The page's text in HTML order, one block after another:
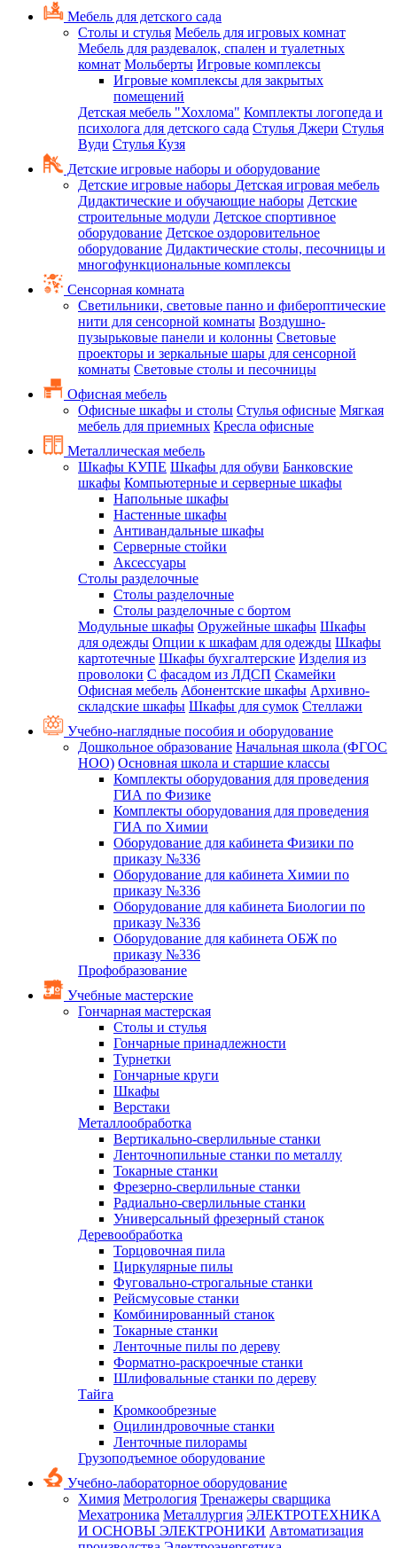
Мебель для детского сада
Столы и стулья Мебель для игровых комнат
Мебель для раздевалок, спален и туалетных
комнат Мольберты Игровые комплексы
Игровые комплексы для закрытых
помещений
Детская мебель "Хохлома" Комплекты логопеда и
психолога для детского сада Стулья Джери Стулья
Вуди Стулья Кузя
Детские игровые наборы и оборудование
Детские игровые наборы Детская игровая мебель
Дидактические и обучающие наборы Детские
строительные модули Детское спортивное
оборудование Детское оздоровительное
оборудование Дидактические столы, песочницы и
многофункциональные комплексы
Сенсорная комната
Светильники, световые панно и фибероптические
нити для сенсорной комнаты Воздушно-
пузырьковые панели и колонны Световые
проекторы и зеркальные шары для сенсорной
комнаты Световые столы и песочницы
Офисная мебель
Офисные шкафы и столы Стулья офисные Мягкая
мебель для приемных Кресла офисные
Металлическая мебель
Шкафы КУПЕ Шкафы для обуви Банковские
шкафы Компьютерные и серверные шкафы
Напольные шкафы
Настенные шкафы
Антивандальные шкафы
Серверные стойки
Аксессуары
Столы разделочные
Столы разделочные
Столы разделочные с бортом
Модульные шкафы Оружейные шкафы Шкафы
для одежды Опции к шкафам для одежды Шкафы
картотечные Шкафы бухгалтерские Изделия из
проволоки С фасадом из ЛДСП Скамейки
Офисная мебель Абонентские шкафы Архивно-
складские шкафы Шкафы для сумок Стеллажи
Учебно-наглядные пособия и оборудование
Дошкольное образование Начальная школа (ФГОС
НОО) Основная школа и старшие классы
Комплекты оборудования для проведения
ГИА по Физике
Комплекты оборудования для проведения
ГИА по Химии
Оборудование для кабинета Физики по
приказу №336
Оборудование для кабинета Химии по
приказу №336
Оборудование для кабинета Биологии по
приказу №336
Оборудование для кабинета ОБЖ по
приказу №336
Профобразование
Учебные мастерские
Гончарная мастерская
Столы и стулья
Гончарные принадлежности
Турнетки
Гончарные круги
Шкафы
Верстаки
Металлообработка
Вертикально-сверлильные станки
Ленточнопильные станки по металлу
Токарные станки
Фрезерно-сверлильные станки
Радиально-сверлильные станки
Универсальный фрезерный станок
Деревообработка
Торцовочная пила
Циркулярные пилы
Фуговально-строгальные станки
Рейсмусовые станки
Комбинированный станок
Токарные станки
Ленточные пилы по дереву
Форматно-раскроечные станки
Шлифовальные станки по дереву
Тайга
Кромкообрезные
Оцилиндровочные станки
Ленточные пилорамы
Грузоподъемное оборудование
Учебно-лабораторное оборудование
Химия Метрология Тренажеры сварщика
Мехатроника Металлургия ЭЛЕКТРОТЕХНИКА
И ОСНОВЫ ЭЛЕКТРОНИКИ Автоматизация